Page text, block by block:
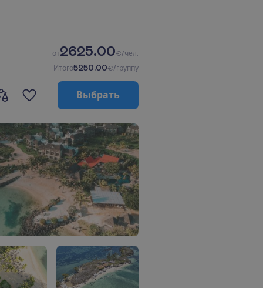
от2625.00€/чел.
Итого5250.00€/группу
Выбрать